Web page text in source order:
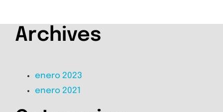
Archives
enero 2023
enero 2021